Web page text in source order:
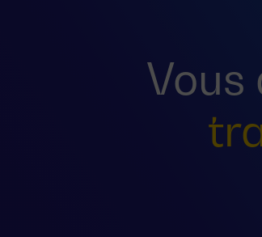
Vous